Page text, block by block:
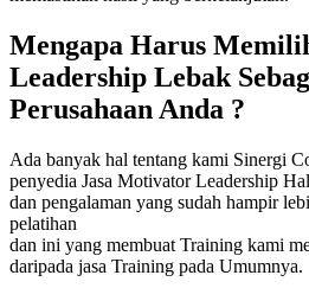
Mengapa Harus
Leadership Lebak
Perusahaan Anda ?
Ada banyak hal tentang kami Sinergi
penyedia Jasa Motivator Leadership
dan pengalaman yang sudah hampir
pelatihan
dan ini yang membuat Training kami
daripada jasa Training pada Umumnya.